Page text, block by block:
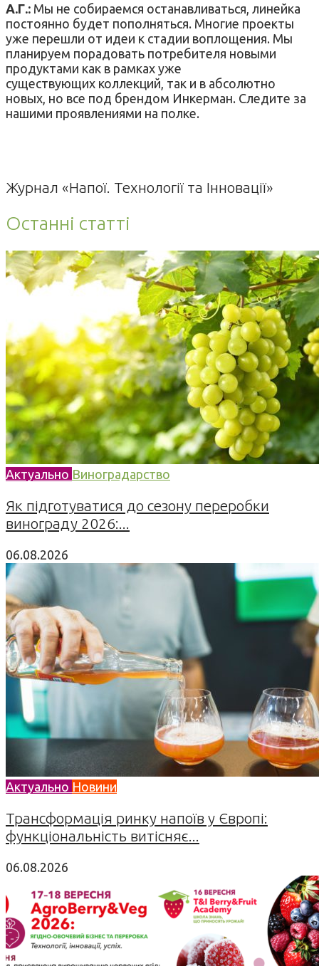
А.Г.: Мы не собираемся останавливаться, линейка
постоянно будет пополняться. Многие проекты
уже перешли от идеи к стадии воплощения. Мы
планируем порадовать потребителя новыми
продуктами как в рамках уже
существующих коллекций, так и в абсолютно
новых, но все под брендом Инкерман. Следите за
нашими проявлениями на полке.
Журнал «Напої. Технології та Інновації»
Останні статті
Актуально Виноградарство
Як підготуватися до сезону переробки
винограду 2026:...
06.08.2026
Актуально Новини
Трансформація ринку напоїв у Європі:
функціональність витісняє...
06.08.2026